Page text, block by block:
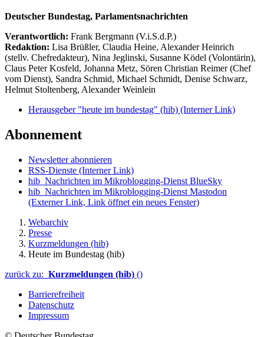
Deutscher Bundestag, Parlamentsnachrichten
Verantwortlich: Frank Bergmann (V.i.S.d.P.)
Redaktion: Lisa Brüßler, Claudia Heine, Alexander Heinrich
(stellv. Chefredakteur), Nina Jeglinski, Susanne Ködel (Volontärin),
Claus Peter Kosfeld, Johanna Metz, Sören Christian Reimer (Chef
vom Dienst), Sandra Schmid, Michael Schmidt, Denise Schwarz,
Helmut Stoltenberg, Alexander Weinlein
Herausgeber "heute im bundestag" (hib) (Interner Link)
Abonnement
Newsletter abonnieren
RSS-Dienste (Interner Link)
hib_Nachrichten im Mikroblogging-Dienst BlueSky
hib_Nachrichten im Mikroblogging-Dienst Mastodon
(Externer Link, Link öffnet ein neues Fenster)
Webarchiv
Presse
Kurzmeldungen (hib)
Heute im Bundestag (hib)
zurück zu: Kurzmeldungen (hib) ()
Barrierefreiheit
Datenschutz
Impressum